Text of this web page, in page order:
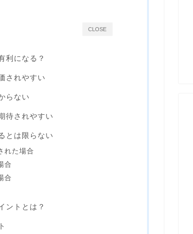
CLOSE
利になる？
されやすい
らない
待されやすい
とは限らない
れた場合
合
合
ントとは？